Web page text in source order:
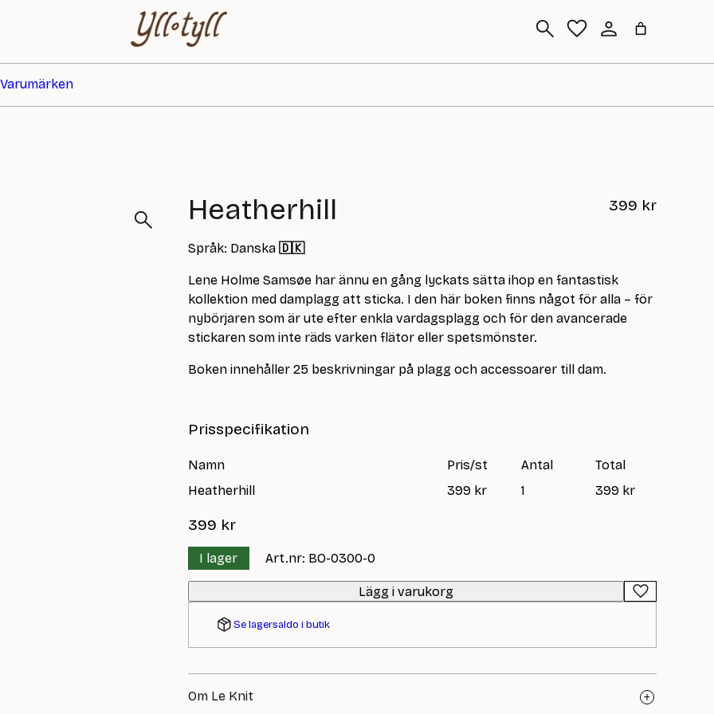
Varumärken
Heatherhill 399 kr
Språk: Danska 🇩🇰
Lene Holme Samsøe har ännu en gång lyckats sätta ihop en fantastisk
kollektion med damplagg att sticka. I den här boken finns något för alla – för
nybörjaren som är ute efter enkla vardagsplagg och för den avancerade
stickaren som inte räds varken flätor eller spetsmönster.
Boken innehåller 25 beskrivningar på plagg och accessoarer till dam.
Prisspecifikation
Namn Pris/st Antal
Total
Heatherhill
399 kr 1 399 kr
399 kr
I lager Art.nr: BO-0300-0
Lägg i varukorg
Se lagersaldo i butik
Om Le Knit